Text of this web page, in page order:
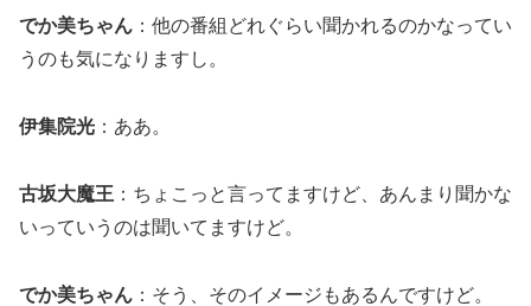
でか美ちゃん ：他の番組どれぐらい聞かれるのかなってい
うのも気になりますし。
伊集院光 ：ああ。
古坂大魔王 ：ちょこっと言ってますけど、あんまり聞かな
いっていうのは聞いてますけど。
でか美ちゃん ：そう、そのイメージもあるんですけど。